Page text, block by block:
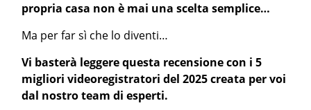
propria casa non è mai una scelta semplice…
Ma per far sì che lo diventi…
Vi basterà leggere questa recensione con i 5
migliori videoregistratori del 2025 creata per voi
dal nostro team di esperti.